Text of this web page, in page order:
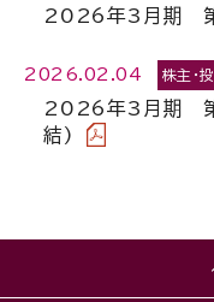
2026年3月期 第
2026.02.04 株主・
2026年3月期 第
結)